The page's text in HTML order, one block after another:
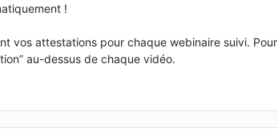
!
vos attestations pour chaque webinaire suivi. Pour
au-dessus de chaque vidéo.